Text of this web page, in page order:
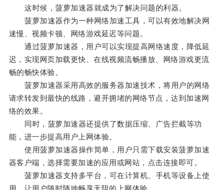
这时候，菠萝加速器就成为了解决问题的利器。
菠萝加速器作为一种网络加速工具，可以有效地解决网
速慢、视频卡顿、网络游戏延迟等问题。
通过菠萝加速器，用户可以实现提高网络速度，降低延
迟，实现网页加载更快、在线视频流畅播放、网络游戏更流
畅的畅快体验。
菠萝加速器采用高效的服务器加速技术，将用户的网络
请求转发到最快的线路，避开拥堵的网络节点，达到加速网
络的效果。
同时，菠萝加速器还提供了数据压缩、广告拦截等功
能，进一步提高用户上网体验。
使用菠萝加速器操作简单，用户只需下载安装菠萝加速
器客户端，选择需要加速的应用或网站，点击连接即可。
菠萝加速器支持多平台，可在计算机、手机等设备上使